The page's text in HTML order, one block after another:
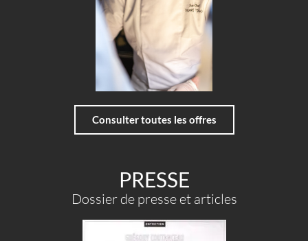
Consulter toutes les offres
PRESSE
Dossier de presse et articles